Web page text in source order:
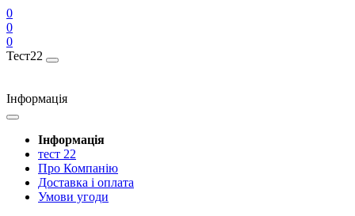
0
0
0
Тест22
Інформація
Інформація
тест 22
Про Компанію
Доставка і оплата
Умови угоди